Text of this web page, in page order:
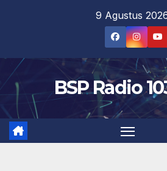
9 Agustus
BSP Radio